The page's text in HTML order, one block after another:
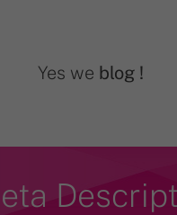
Yes we blog !